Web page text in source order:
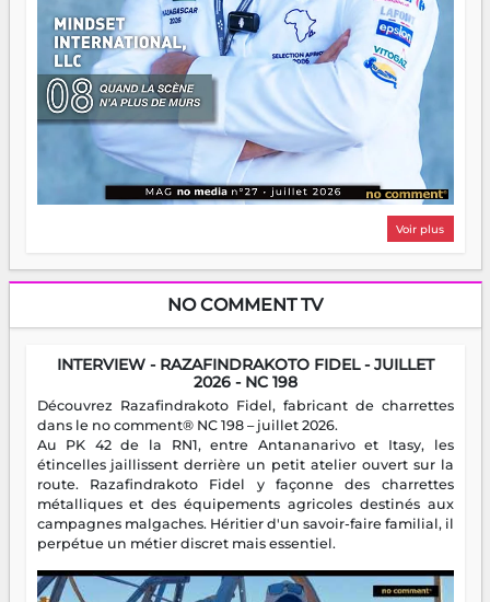
Voir plus
NO COMMENT TV
INTERVIEW - RAZAFINDRAKOTO FIDEL - JUILLET
2026 - NC 198
Découvrez Razafindrakoto Fidel, fabricant de charrettes
dans le no comment® NC 198 – juillet 2026.
Au PK 42 de la RN1, entre Antananarivo et Itasy, les
étincelles jaillissent derrière un petit atelier ouvert sur la
route. Razafindrakoto Fidel y façonne des charrettes
métalliques et des équipements agricoles destinés aux
campagnes malgaches. Héritier d'un savoir-faire familial, il
perpétue un métier discret mais essentiel.